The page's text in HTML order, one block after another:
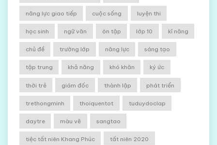
năng lực giao tiếp cuộc sống luyện thi
học sinh ngữ văn ôn tập lớp 10 kĩ năng
chủ đề trường lớp năng lực sáng tạo
tập trung khả năng khó khăn ký ức
thời trẻ giám đốc thành lập phát triển
trethongminh thoiquentot tuduydoclap
daytre màu vẽ sangtao
tiệc tất niên Khang Phúc tất niên 2020